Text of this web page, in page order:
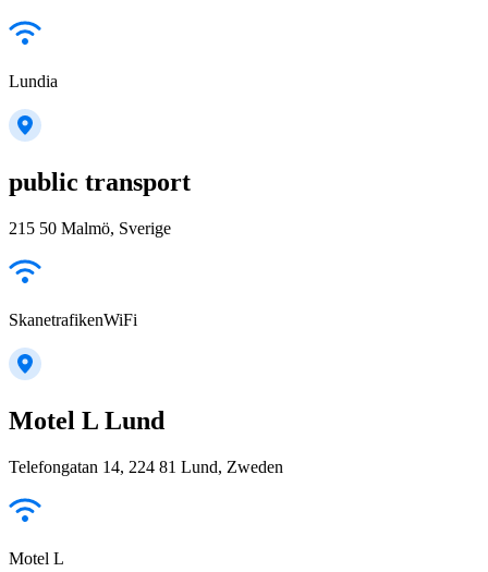
Lundia
public transport
215 50 Malmö, Sverige
SkanetrafikenWiFi
Motel L Lund
Telefongatan 14, 224 81 Lund, Zweden
Motel L